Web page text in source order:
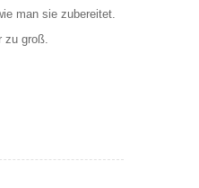
man sie zubereitet.
zu groß.